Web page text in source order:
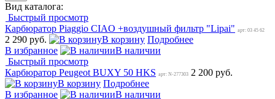
Вид каталога:
Быстрый просмотр
Карбюратор Piaggio CIAO +воздушный фильтр "Lipai" арт: 03 45 62
2 290 руб. В корзину Подробнее
В избранное
В наличии
Быстрый просмотр
Карбюратор Peugeot BUXY 50 HKS арт: N-277303 2 200 руб.
В корзину Подробнее
В избранное
В наличии